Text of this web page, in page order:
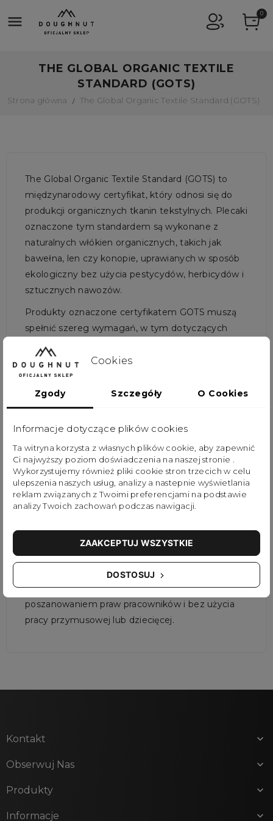
 0
THE GLOBAL ORGANIC TEXTILE
STANDARD (GOTS)
Strona główna The Global Organic Textile Standard (GOTS)
The Global Organic Textile Standard (GOTS) to
międzynarodowy certyfikat, który odnosi się do
produkcji organicznych tkanin tekstylnych. Plecaki
oznaczone tym standardem są wykonane z
naturalnych włókien organicznych, takich jak
bawełna, len czy konopie, uprawianych w sposób
ekologiczny bez użycia pestycydów, herbicydów i
sztucznych nawozów.
Produkty oznaczone certyfikatem GOTS muszą
spełnić szereg wymagań, w tym dotyczących
zawierać co najmniej 95% organicznych włókien, a
produkcja musi odbywać się w sposób przyjazny
dla środowiska i pracowników.
przyjazne dla środowiska, ponieważ ich produkcja
nie wymaga użycia szkodliwych substancji
chemicznych, a uprawa organicznych roślin
pomaga w ograniczeniu negatywnego wpływu na
środowisko naturalne.
GOTS są bezpieczne dla zdrowia, ponieważ nie
zawierają substancji chemicznych, które mogą
szkodzić ludziom lub zwierzętom. Są też
produkowane w sposób etyczny, z
poszanowaniem praw pracowników i bez użycia
pracy przymusowej lub dziecięcej.
Kontakt 
Obserwuj Nas 
Produkty 
Informacje 
Cookies
Zgody Szczegóły O Cookies
Informacje dotyczące plików cookies
Ta witryna korzysta z własnych plików cookie, aby zapewnić
Ci najwyższy poziom doświadczenia na naszej stronie .
Wykorzystujemy również pliki cookie stron trzecich w celu
ulepszenia naszych usług, analizy a nastepnie wyświetlania
reklam związanych z Twoimi preferencjami na podstawie
analizy Twoich zachowań podczas nawigacji.
DOSTOSUJ
ZAAKCEPTUJ WSZYSTKIE